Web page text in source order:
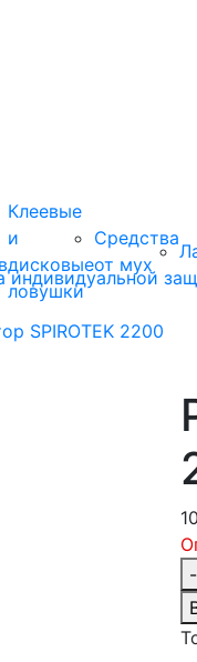
Клеевые
и
дисковые
ловушки
Средства
от мух
индивидуальной
SPIROTEK 2200
-